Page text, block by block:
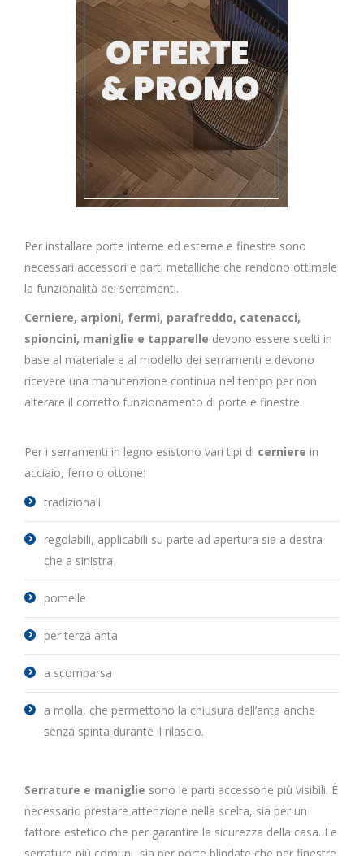
Per installare porte interne ed esterne e finestre sono
necessari accessori e parti metalliche che rendono ottimale
la funzionalità dei serramenti.
Cerniere, arpioni, fermi, parafreddo, catenacci,
spioncini, maniglie e tapparelle devono essere scelti in
base al materiale e al modello dei serramenti e devono
ricevere una manutenzione continua nel tempo per non
alterare il corretto funzionamento di porte e finestre.
Per i serramenti in legno esistono vari tipi di cerniere in
acciaio, ferro o ottone:
tradizionali
regolabili, applicabili su parte ad apertura sia a destra
che a sinistra
pomelle
per terza anta
a scomparsa
a molla, che permettono la chiusura dell’anta anche
senza spinta durante il rilascio.
Serrature e maniglie sono le parti accessorie più visibili. È
necessario prestare attenzione nella scelta, sia per un
fattore estetico che per garantire la sicurezza della casa. Le